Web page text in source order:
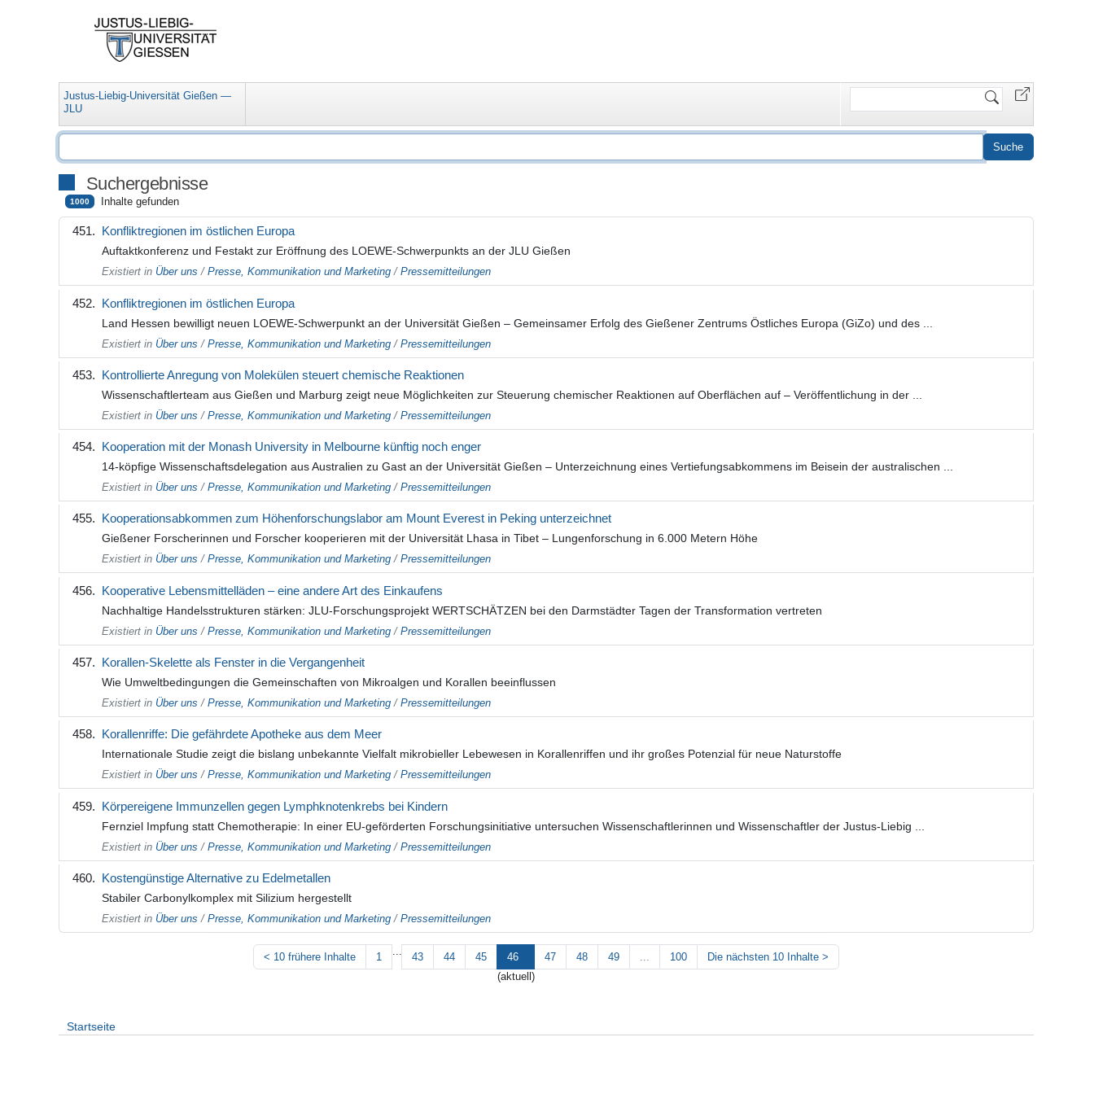
Justus-Liebig-Universität Gießen —
JLU
Website
Suchergebnisse
1000 Inhalte gefunden
Konfliktregionen im östlichen Europa
Auftaktkonferenz und Festakt zur Eröffnung des LOEWE-Schwerpunkts an der JLU Gießen
Existiert in Über uns / Presse, Kommunikation und Marketing / Pressemitteilungen
Konfliktregionen im östlichen Europa
Land Hessen bewilligt neuen LOEWE-Schwerpunkt an der Universität Gießen – Gemeinsamer Erfolg des Gießener Zentrums Östliches Europa (GiZo) und des ...
Existiert in Über uns / Presse, Kommunikation und Marketing / Pressemitteilungen
Kontrollierte Anregung von Molekülen steuert chemische Reaktionen
Wissenschaftlerteam aus Gießen und Marburg zeigt neue Möglichkeiten zur Steuerung chemischer Reaktionen auf Oberflächen auf – Veröffentlichung in der ...
Existiert in Über uns / Presse, Kommunikation und Marketing / Pressemitteilungen
Kooperation mit der Monash University in Melbourne künftig noch enger
14-köpfige Wissenschaftsdelegation aus Australien zu Gast an der Universität Gießen – Unterzeichnung eines Vertiefungsabkommens im Beisein der australischen ...
Existiert in Über uns / Presse, Kommunikation und Marketing / Pressemitteilungen
Kooperationsabkommen zum Höhenforschungslabor am Mount Everest in Peking unterzeichnet
Gießener Forscherinnen und Forscher kooperieren mit der Universität Lhasa in Tibet – Lungenforschung in 6.000 Metern Höhe
Existiert in Über uns / Presse, Kommunikation und Marketing / Pressemitteilungen
Kooperative Lebensmittelläden – eine andere Art des Einkaufens
Nachhaltige Handelsstrukturen stärken: JLU-Forschungsprojekt WERTSCHÄTZEN bei den Darmstädter Tagen der Transformation vertreten
Existiert in Über uns / Presse, Kommunikation und Marketing / Pressemitteilungen
Korallen-Skelette als Fenster in die Vergangenheit
Wie Umweltbedingungen die Gemeinschaften von Mikroalgen und Korallen beeinflussen
Existiert in Über uns / Presse, Kommunikation und Marketing / Pressemitteilungen
Korallenriffe: Die gefährdete Apotheke aus dem Meer
Internationale Studie zeigt die bislang unbekannte Vielfalt mikrobieller Lebewesen in Korallenriffen und ihr großes Potenzial für neue Naturstoffe
Existiert in Über uns / Presse, Kommunikation und Marketing / Pressemitteilungen
Körpereigene Immunzellen gegen Lymphknotenkrebs bei Kindern
Fernziel Impfung statt Chemotherapie: In einer EU-geförderten Forschungsinitiative untersuchen Wissenschaftlerinnen und Wissenschaftler der Justus-Liebig ...
Existiert in Über uns / Presse, Kommunikation und Marketing / Pressemitteilungen
Kostengünstige Alternative zu Edelmetallen
Stabiler Carbonylkomplex mit Silizium hergestellt
Existiert in Über uns / Presse, Kommunikation und Marketing / Pressemitteilungen
< 10 frühere Inhalte 1 ... 43 44 45
46
(aktuell)
47 48 49 ... 100 Die nächsten 10 Inhalte >
Startseite